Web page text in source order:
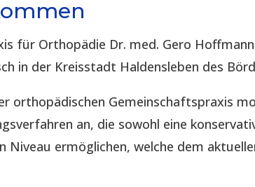
für Orthopädie Dr. med. Gero
in der Kreisstadt Haldensleben des
orthopädischen Gemeinschaftspraxis
an, die sowohl eine
Niveau ermöglichen, welche dem